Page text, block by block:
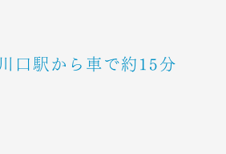
口駅から車で約15分